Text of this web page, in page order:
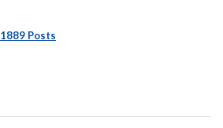
Posts